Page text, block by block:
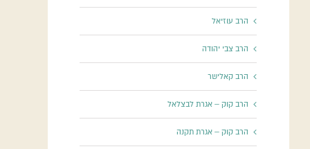
הרב עוזיאל
הרב צבי יהודה
הרב קאלישר
הרב קוק – אגרת לבצלאל
הרב קוק – אגרת תקנה